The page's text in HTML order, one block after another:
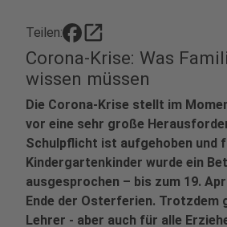
Teilen: open_in_new
Corona-Krise: Was
wissen müssen
Die Corona-Krise stellt im
vor eine sehr große
Schulpflicht ist aufgehoben und
Kindergartenkinder wurde ein
ausgesprochen – bis zum 19.
Ende der Osterferien. Trotzdem
Lehrer - aber auch für alle